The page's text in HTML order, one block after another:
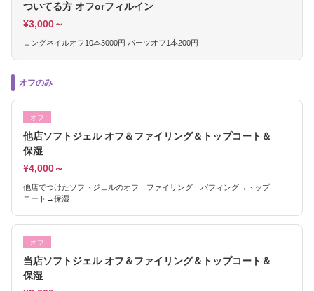
ついてる方 オフorフィルイン
¥3,000～
ロングネイルオフ10本3000円 パーツオフ1本200円
オフのみ
オフ
他店ソフトジェル オフ＆ファイリング＆トップコート＆
保湿
¥4,000～
他店でつけたソフトジェルのオフ→ファイリング→バフィング→トップ
コート→保湿
オフ
当店ソフトジェル オフ＆ファイリング＆トップコート＆
保湿